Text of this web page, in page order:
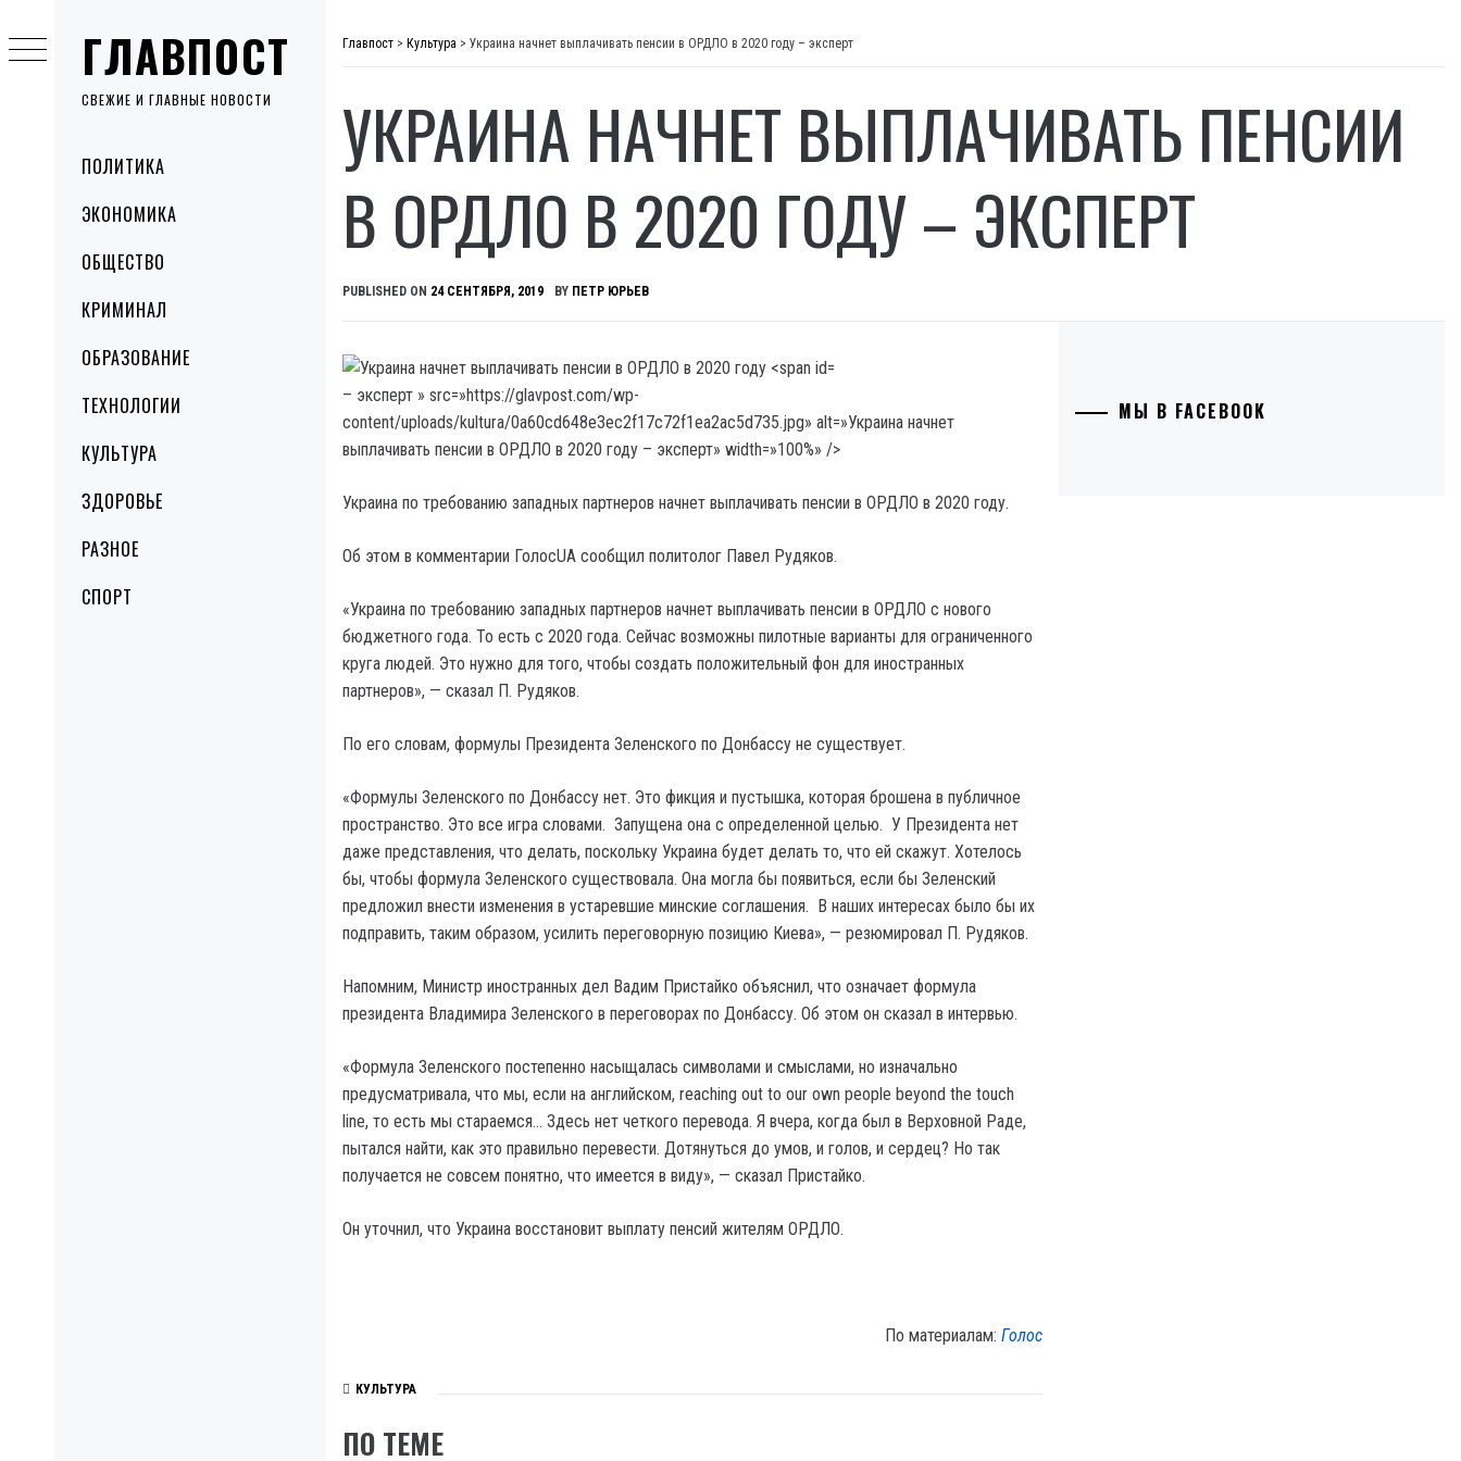
ГЛАВПОСТ
СВЕЖИЕ И ГЛАВНЫЕ НОВОСТИ
MenuПОЛИТИКА
ЭКОНОМИКА
ОБЩЕСТВО
КРИМИНАЛ
ОБРАЗОВАНИЕ
ТЕХНОЛОГИИ
КУЛЬТУРА
ЗДОРОВЬЕ
РАЗНОЕ
СПОРТ
to
content
Главпост > Культура > Украина начнет выплачивать пенсии в ОРДЛО в 2020 году – эксперт
УКРАИНА НАЧНЕТ ВЫПЛАЧИВАТЬ ПЕНСИИ
В ОРДЛО В 2020 ГОДУ – ЭКСПЕРТ
PUBLISHED ON 24 СЕНТЯБРЯ, 2019 BY ПЕТР ЮРЬЕВ
– эксперт » src=»https://glavpost.com/wp-
content/uploads/kultura/0a60cd648e3ec2f17c72f1ea2ac5d735.jpg» alt=»Украина начнет
выплачивать пенсии в ОРДЛО в 2020 году – эксперт» width=»100%» />
Украина по требованию западных партнеров начнет выплачивать пенсии в ОРДЛО в 2020 году.
Об этом в комментарии ГолосUA сообщил политолог Павел Рудяков.
«Украина по требованию западных партнеров начнет выплачивать пенсии в ОРДЛО с нового
бюджетного года. То есть с 2020 года. Сейчас возможны пилотные варианты для ограниченного
круга людей. Это нужно для того, чтобы создать положительный фон для иностранных
партнеров», — сказал П. Рудяков.
По его словам, формулы Президента Зеленского по Донбассу не существует.
«Формулы Зеленского по Донбассу нет. Это фикция и пустышка, которая брошена в публичное
пространство. Это все игра словами. Запущена она с определенной целью. У Президента нет
даже представления, что делать, поскольку Украина будет делать то, что ей скажут. Хотелось
бы, чтобы формула Зеленского существовала. Она могла бы появиться, если бы Зеленский
предложил внести изменения в устаревшие минские соглашения. В наших интересах было бы их
подправить, таким образом, усилить переговорную позицию Киева», — резюмировал П. Рудяков.
Напомним, Министр иностранных дел Вадим Пристайко объяснил, что означает формула
президента Владимира Зеленского в переговорах по Донбассу. Об этом он сказал в интервью.
«Формула Зеленского постепенно насыщалась символами и смыслами, но изначально
предусматривала, что мы, если на английском, reaching out to our own people beyond the touch
line, то есть мы стараемся… Здесь нет четкого перевода. Я вчера, когда был в Верховной Раде,
пытался найти, как это правильно перевести. Дотянуться до умов, и голов, и сердец? Но так
получается не совсем понятно, что имеется в виду», — сказал Пристайко.
Он уточнил, что Украина восстановит выплату пенсий жителям ОРДЛО.
По материалам:Голос
КУЛЬТУРА
ПО ТЕМЕ
МЫ В FACEBOOK